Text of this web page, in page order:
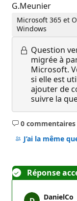
G.Meunier
Microsoft 365 et
Windows
Question
migrée à
Microsoft.
si elle est
ajouter de
suivre la
0 commentaires
Aucun
J’ai la même
Réponse
DanielCo